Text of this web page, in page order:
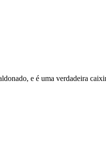
e é uma verdadeira